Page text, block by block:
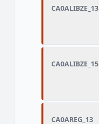
CA0ALIBZE_13
CA0ALIBZE_15
CA0AREG_13